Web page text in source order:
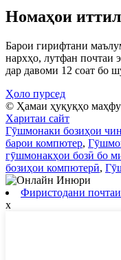
Номаҳои
Барои гирифтани
нархҳо, лутфан почтаи
дар давоми 12 соат бо
Ҳоло пурсед
© Ҳамаи ҳуқуқҳо
Харитаи сайт
Гӯшмонаки бозиҳои
барои компютер,
гӯшмонакҳои бозӣ бо
бозиҳои компютерӣ,
Фиристодани
x